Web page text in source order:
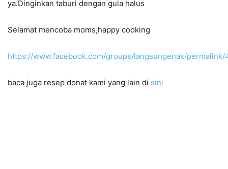
ya.Dinginkan taburi dengan gula halus
Selamat mencoba moms,happy cooking
https://www.facebook.com/groups/langsungenak/
baca juga resep donat kami yang lain di sini